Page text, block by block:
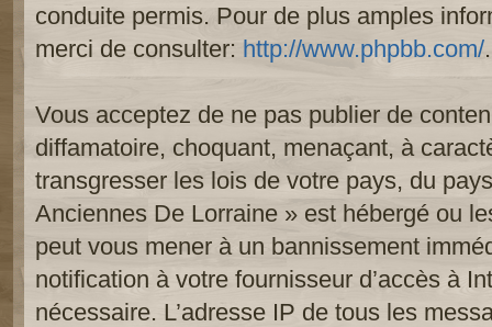
conduite permis. Pour de plus amples
merci de consulter: http://www.phpbb.com/.
Vous acceptez de ne pas publier de
diffamatoire, choquant, menaçant, à
transgresser les lois de votre pays, du
Anciennes De Lorraine » est hébergé ou
peut vous mener à un bannissement
notification à votre fournisseur d’accès à
nécessaire. L’adresse IP de tous les